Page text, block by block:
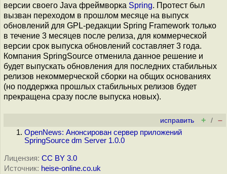
версии своего Java фреймворка Spring. Протест был
вызван переходом в прошлом месяце на выпуск
обновлений для GPL-редакции Spring Framework только
в течение 3 месяцев после релиза, для коммерческой
версии срок выпуска обновлений составляет 3 года.
Компания SpringSource отменила данное решение и
будет выпускать обновления для последних стабильных
релизов некоммерческой сборки на общих основаниях
(но поддержка прошлых стабильных релизов будет
прекращена сразу после выпуска новых).
исправить + / –
OpenNews: Анонсирован сервер приложений
SpringSource dm Server 1.0.0
Лицензия: CC BY 3.0
Источник: heise-online.co.uk